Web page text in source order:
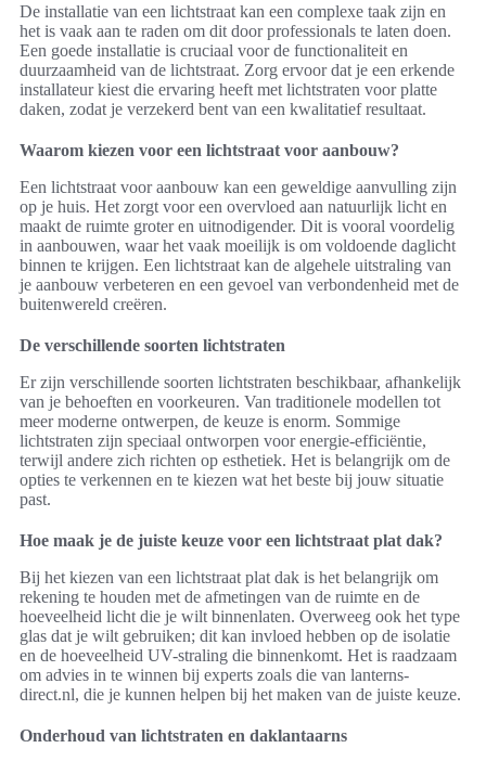
De installatie van een lichtstraat kan een complexe taak zijn en
het is vaak aan te raden om dit door professionals te laten doen.
Een goede installatie is cruciaal voor de functionaliteit en
duurzaamheid van de lichtstraat. Zorg ervoor dat je een erkende
installateur kiest die ervaring heeft met lichtstraten voor platte
daken, zodat je verzekerd bent van een kwalitatief resultaat.
Waarom kiezen voor een lichtstraat voor aanbouw?
Een lichtstraat voor aanbouw kan een geweldige aanvulling zijn
op je huis. Het zorgt voor een overvloed aan natuurlijk licht en
maakt de ruimte groter en uitnodigender. Dit is vooral voordelig
in aanbouwen, waar het vaak moeilijk is om voldoende daglicht
binnen te krijgen. Een lichtstraat kan de algehele uitstraling van
je aanbouw verbeteren en een gevoel van verbondenheid met de
buitenwereld creëren.
De verschillende soorten lichtstraten
Er zijn verschillende soorten lichtstraten beschikbaar, afhankelijk
van je behoeften en voorkeuren. Van traditionele modellen tot
meer moderne ontwerpen, de keuze is enorm. Sommige
lichtstraten zijn speciaal ontworpen voor energie-efficiëntie,
terwijl andere zich richten op esthetiek. Het is belangrijk om de
opties te verkennen en te kiezen wat het beste bij jouw situatie
past.
Hoe maak je de juiste keuze voor een lichtstraat plat dak?
Bij het kiezen van een lichtstraat plat dak is het belangrijk om
rekening te houden met de afmetingen van de ruimte en de
hoeveelheid licht die je wilt binnenlaten. Overweeg ook het type
glas dat je wilt gebruiken; dit kan invloed hebben op de isolatie
en de hoeveelheid UV-straling die binnenkomt. Het is raadzaam
om advies in te winnen bij experts zoals die van lanterns-
direct.nl, die je kunnen helpen bij het maken van de juiste keuze.
Onderhoud van lichtstraten en daklantaarns